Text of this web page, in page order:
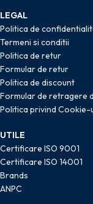
LEGAL
Politica de
Termeni si conditii
Politica de retur
Formular de retur
Politica de discount
Formular de retragere
Politica privind Cookie-
UTILE
Certificare ISO 9001
Certificare ISO 14001
Brands
ANPC